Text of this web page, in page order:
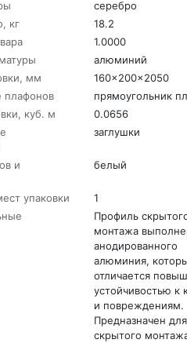
серебро
кг
18.2
1.0000
алюминий
мм
160x200x2050
плафонов
прямоугольник
куб. м
0.0656
заглушки
и
белый
упаковки
1
Профиль
монтажа
анодированного
алюминия,
отличается
устойчивостью к
и повреждениям.
Предназначен для
скрытого